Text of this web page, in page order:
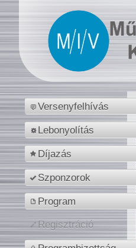
Versenyfelhívás
Lebonyolítás
Díjazás
Szponzorok
Program
Regisztráció